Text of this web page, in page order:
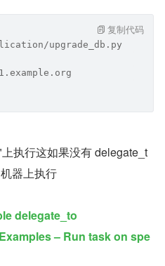
upgrade_db.py
复制代码
执行这如果没有 delegate_t
器上执行
delegate_to
– Run task on spe